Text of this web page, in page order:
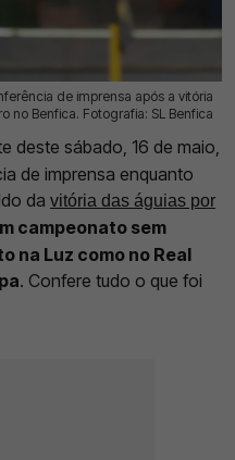
de imprensa após a vitória
no Benfica. Fotografia: SL Benfica
deste sábado, 16 de maio,
de imprensa enquanto
da vitória das águias por
campeonato sem
na Luz como no Real
. Confere tudo o que foi